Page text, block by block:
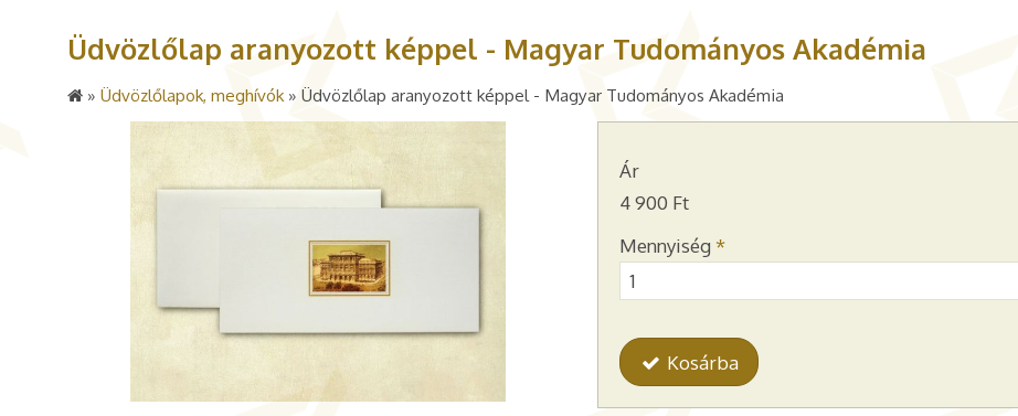
Üdvözlőlap aranyozott képpel - Magyar Tudományos Akadémia
» Üdvözlőlapok, meghívók» Üdvözlőlap aranyozott képpel - Magyar Tudományos Akadémia
Ár
4 900 Ft
Mennyiség *
Kosárba